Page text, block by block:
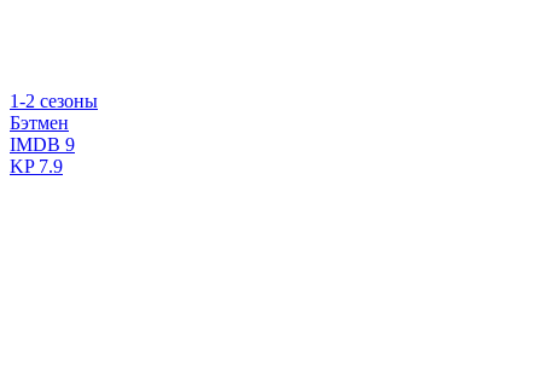
1-2 сезоны
Бэтмен
IMDB 9
KP7.9